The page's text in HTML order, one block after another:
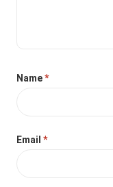
Name*
Email*